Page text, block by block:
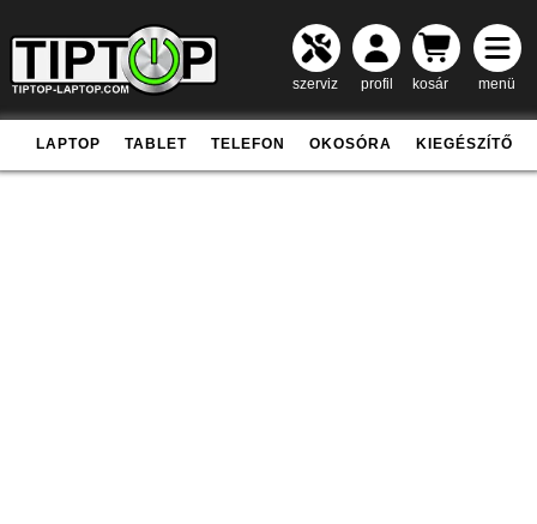
szerviz profil kosár menü
LAPTOP TABLET TELEFON OKOSÓRA KIEGÉSZÍTŐ